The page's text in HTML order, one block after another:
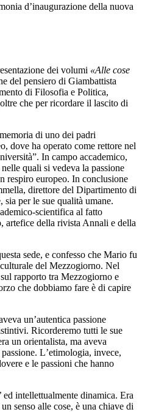
d’inaugurazione della nuova
dei volumi «Alle cose
del pensiero di Giambattista
di Filosofia e Politica,
che per ricordare il lascito di
di uno dei padri
dove ha operato come rettore nel
In campo accademico,
quali si vedeva la passione
respiro europeo. In conclusione
direttore del Dipartimento di
per le sue qualità umane.
scientifica al fatto
artefice della rivista Annali e della
sede, e confesso che Mario fu
del Mezzogiorno. Nel
rapporto tra Mezzogiorno e
che dobbiamo fare è di capire
un’autentica passione
Ricorderemo tutti le sue
un orientalista, ma aveva
L’etimologia, invece,
e le passioni che hanno
intellettualmente dinamica. Era
senso alle cose, è una chiave di